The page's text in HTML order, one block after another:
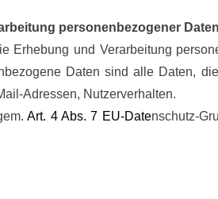
personenbezogener Daten
Erhebung und Verarbeitung
Daten sind alle Daten,
Adressen, Nutzerverhalten.
Art. 4Abs.7 EU-Datenschutz-